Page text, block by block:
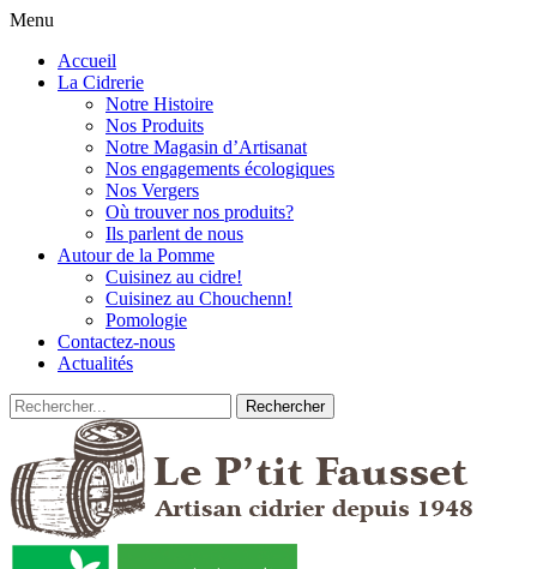
Menu
Accueil
La Cidrerie
Notre Histoire
Nos Produits
Notre Magasin d’Artisanat
Nos engagements écologiques
Nos Vergers
Où trouver nos produits?
Ils parlent de nous
Autour de la Pomme
Cuisinez au cidre!
Cuisinez au Chouchenn!
Pomologie
Contactez-nous
Actualités